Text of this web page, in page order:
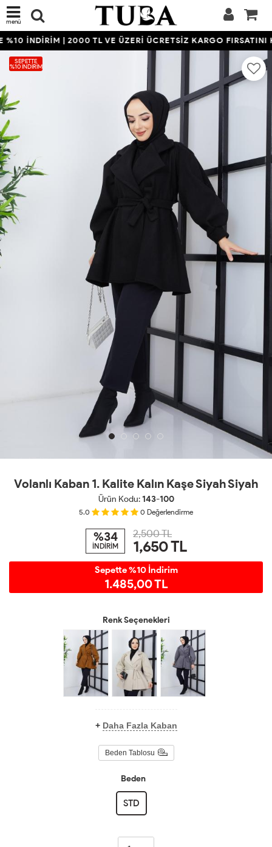
menü
İNDİRİM | 2000 TL VE ÜZERİ ÜCRETSİZ KARGO FIRSATINI
SEPETTE
%10 İNDIRIM
Volanlı Kaban 1. Kalite Kalın Kaşe Siyah Siyah
Ürün Kodu:143-100
5.0 0 Değerlendirme
%34
İNDİRİM
2,500 TL
1,650TL
Sepette %10 İndirim
1.485,00 TL
Renk Seçenekleri
+ Daha Fazla Kaban
Beden Tablosu
Beden
STD